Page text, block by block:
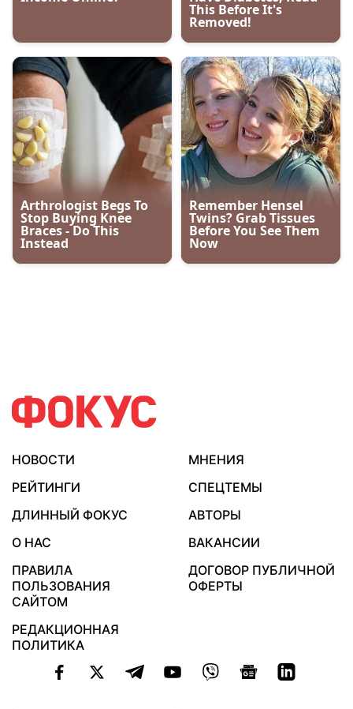
НОВОСТИ
МНЕНИЯ
РЕЙТИНГИ
СПЕЦТЕМЫ
ДЛИННЫЙ ФОКУС
АВТОРЫ
О НАС
ВАКАНСИИ
ПРАВИЛА
ПОЛЬЗОВАНИЯ
САЙТОМ
ДОГОВОР ПУБЛИЧНОЙ
ОФЕРТЫ
РЕДАКЦИОННАЯ
ПОЛИТИКА